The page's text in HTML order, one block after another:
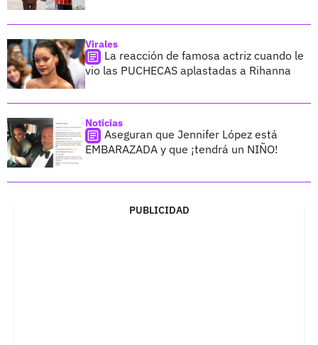
Virales
La reacción de famosa actriz cuando le
vio las PUCHECAS aplastadas a Rihanna
Noticias
Aseguran que Jennifer López está
EMBARAZADA y que ¡tendrá un NIÑO!
PUBLICIDAD